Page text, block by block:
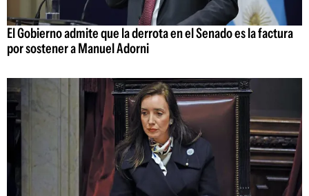
El Gobierno admite que la derrota en el Senado es la factura
por sostener a Manuel Adorni